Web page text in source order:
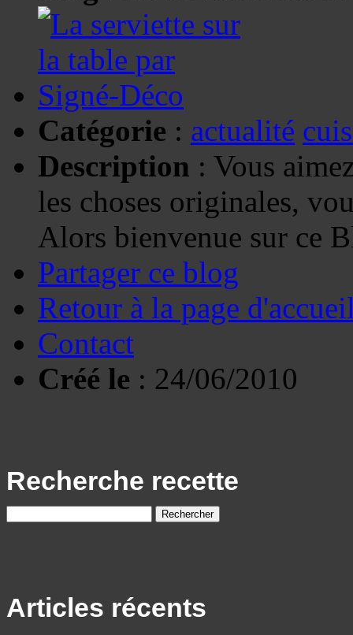
Catégorie : actualité
Description : Vous
les choses originales,
Alors bienvenue sur ce
Partager ce blog
Retour à la page
Contact
Créé le : 24/06/2010
Recherche recette
Articles récents